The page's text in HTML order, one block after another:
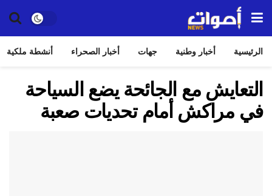
الرئيسية أخبار وطنية جهات أخبار الصحراء أنشطة ملكية
التعايش مع الجائحة يضع السياحة
في مراكش أمام تحديات صعبة